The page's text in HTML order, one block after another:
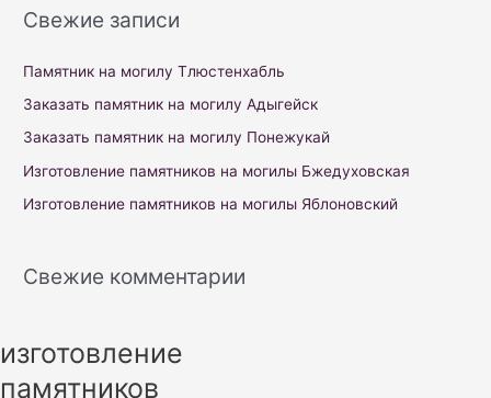
r
h
f
o
Свежие записи
Памятник на могилу Тлюстенхабль
Заказать памятник на могилу Адыгейск
Заказать памятник на могилу Понежукай
Изготовление памятников на могилы Бжедуховская
Изготовление памятников на могилы Яблоновский
Свежие комментарии
изготовление
памятников